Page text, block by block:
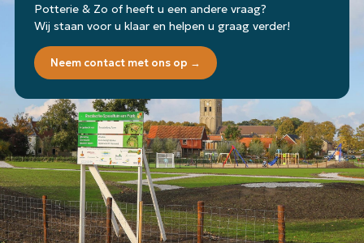
Potterie & Zo of heeft u een andere vraag?
Wij staan voor u klaar en helpen u graag verder!
Neem contact met ons op →